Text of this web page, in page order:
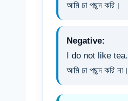
আমি চা পছন্দ করি।
Negative:
I do not like tea.
আমি চা পছন্দ করি না।